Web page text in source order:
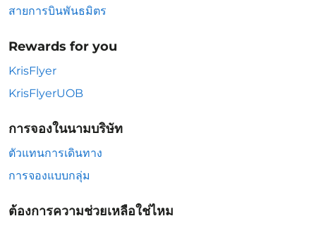
สายการบินพันธมิตร
Rewards for you
KrisFlyer
KrisFlyerUOB
การจองในนามบริษัท
ตัวแทนการเดินทาง
การจองแบบกลุ่ม
ต้องการความช่วยเหลือใช่ไหม